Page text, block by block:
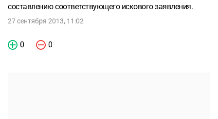
составлению соответствующего искового заявления.
27 сентября 2013, 11:02
0 0